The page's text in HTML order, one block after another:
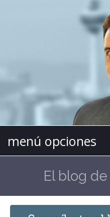
menú opciones
El blog